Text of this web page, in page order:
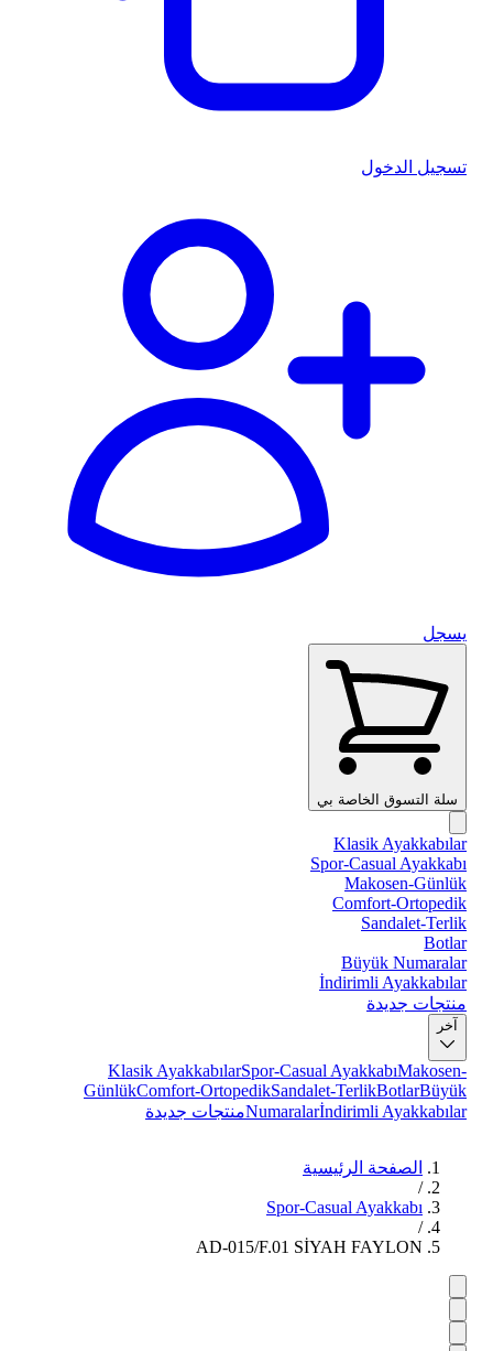
تسجيل الدخول
يسجل
سلة التسوق الخاصة بي
Klasik Ayakkabılar
Spor-Casual Ayakkabı
Makosen-Günlük
Comfort-Ortopedik
Sandalet-Terlik
Botlar
Büyük Numaralar
İndirimli Ayakkabılar
منتجات جديدة
آخر
Klasik AyakkabılarSpor-Casual AyakkabıMakosen-
GünlükComfort-OrtopedikSandalet-TerlikBotlarBüyük
Numaralarİndirimli Ayakkabılar منتجات جديدة
الصفحة الرئيسية
/
Spor-Casual Ayakkabı
/
AD-015/F.01 SİYAH FAYLON